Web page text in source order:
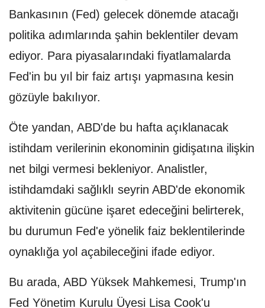
Bankasının (Fed) gelecek dönemde atacağı
politika adımlarında şahin beklentiler devam
ediyor. Para piyasalarındaki fiyatlamalarda
Fed'in bu yıl bir faiz artışı yapmasına kesin
gözüyle bakılıyor.
Öte yandan, ABD'de bu hafta açıklanacak
istihdam verilerinin ekonominin gidişatına ilişkin
net bilgi vermesi bekleniyor. Analistler,
istihdamdaki sağlıklı seyrin ABD'de ekonomik
aktivitenin gücüne işaret edeceğini belirterek,
bu durumun Fed'e yönelik faiz beklentilerinde
oynaklığa yol açabileceğini ifade ediyor.
Bu arada, ABD Yüksek Mahkemesi, Trump'ın
Fed Yönetim Kurulu Üyesi Lisa Cook'u